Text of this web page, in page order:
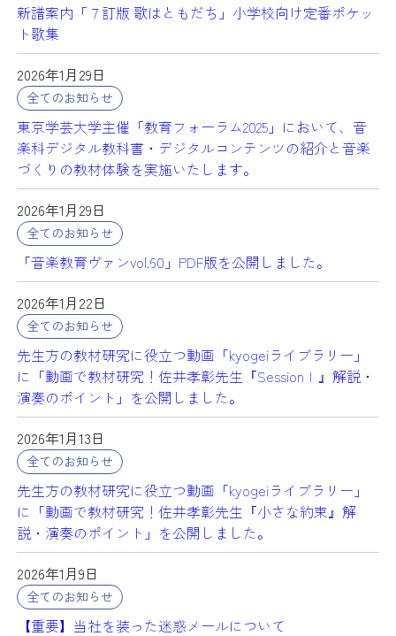
新譜案内「７訂版 歌はともだち」小学校向け定番ポケッ
ト歌集
2026年1月29日
全てのお知らせ
東京学芸大学主催「教育フォーラム2025」において、音
楽科デジタル教科書・デジタルコンテンツの紹介と音楽
づくりの教材体験を実施いたします。
2026年1月29日
全てのお知らせ
「音楽教育ヴァンvol.60」PDF版を公開しました。
2026年1月22日
全てのお知らせ
先生方の教材研究に役立つ動画「kyogeiライブラリー」
に「動画で教材研究！佐井孝彰先生『SessionⅠ』解説・
演奏のポイント」を公開しました。
2026年1月13日
全てのお知らせ
先生方の教材研究に役立つ動画「kyogeiライブラリー」
に「動画で教材研究！佐井孝彰先生『小さな約束』解
説・演奏のポイント」を公開しました。
2026年1月9日
全てのお知らせ
【重要】当社を装った迷惑メールについて